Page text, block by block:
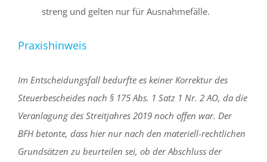
streng und gelten nur für Ausnahmefälle.
Praxishinweis
Im Entscheidungsfall bedurfte es keiner Korrektur des
Steuerbescheides nach § 175 Abs. 1 Satz 1 Nr. 2 AO, da die
Veranlagung des Streitjahres 2019 noch offen war. Der
BFH betonte, dass hier nur nach den materiell-rechtlichen
Grundsätzen zu beurteilen sei, ob der Abschluss der